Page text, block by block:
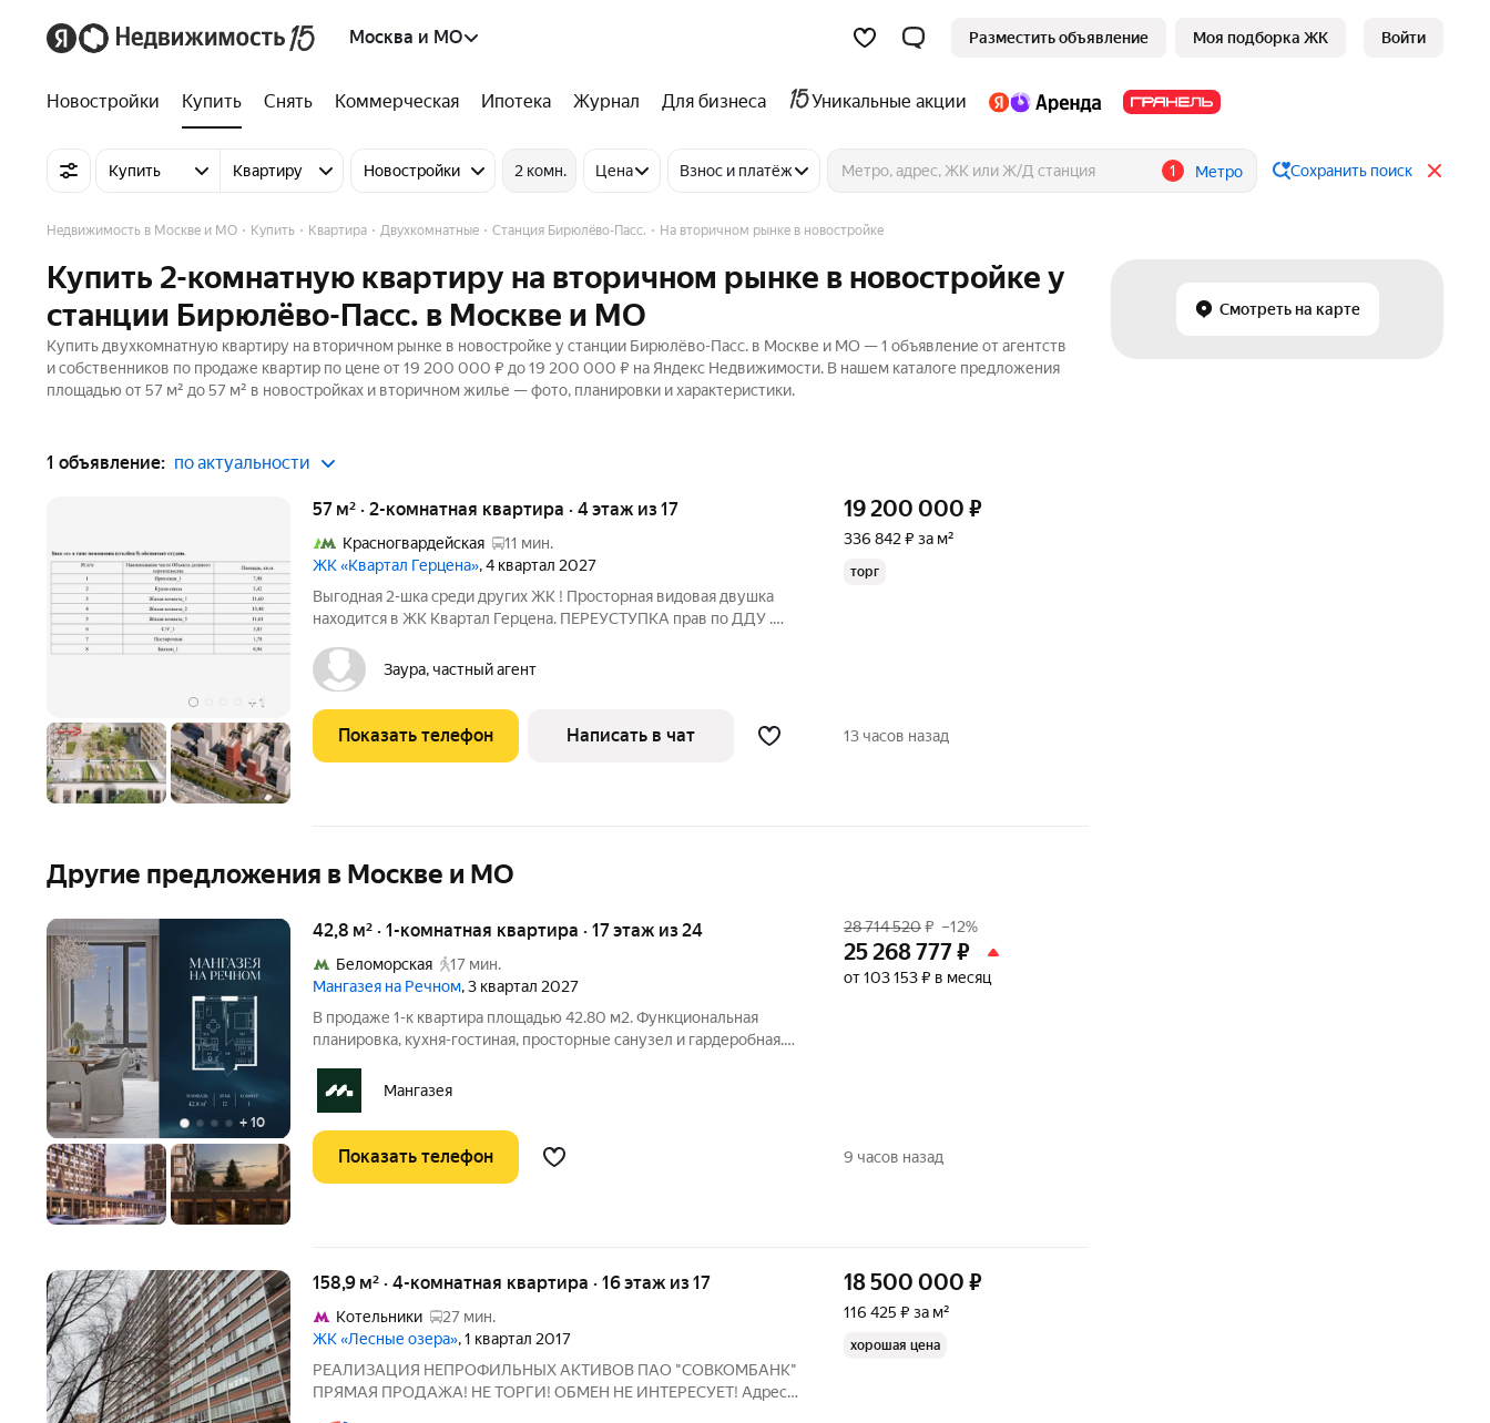
Москва и МО Разместить объявление Моя подборка ЖК Войти
Новостройки Купить Снять Коммерческая Ипотека Журнал Для бизнеса Уникальные акции
Купить Квартиру Новостройки 2 комн. Цена Взнос и платёж 1 Метро Сохранить поиск
Смотреть на карте
Недвижимость в Москве и МО Купить Квартира Двухкомнатные Станция Бирюлёво-Пасс. На вторичном рынке в новостройке
Купить 2-комнатную квартиру на вторичном рынке в новостройке у
станции Бирюлёво-Пасс. в Москве и МО
Купить двухкомнатную квартиру на вторичном рынке в новостройке у станции Бирюлёво-Пасс. в Москве и МО — 1 объявление от агентств
и собственников по продаже квартир по цене от 19 200 000 ₽ до 19 200 000 ₽ на Яндекс Недвижимости. В нашем каталоге предложения
площадью от 57 м² до 57 м² в новостройках и вторичном жилье — фото, планировки и характеристики.
1 объявление: по актуальности
+ 1
57 м² · 2-комнатная квартира · 4 этаж из 17
Красногвардейская
11 мин.
ЖК «Квартал Герцена», 4 квартал 2027
Выгодная 2-шка среди других ЖК ! Просторная видовая двушка
находится в ЖК Квартал Герцена. ПЕРЕУСТУПКА прав по ДДУ .
Домодедовская. Квартира находится на 4 этаже 17 этажного дома.
Вид с окон
Заура, частный агент
19 200 000 ₽
336 842 ₽ за м²
торг
Показать телефон Написать в чат 13 часов назад
Другие предложения в Москве и МО
+ 10
42,8 м² · 1-комнатная квартира · 17 этаж из 24
Беломорская
17 мин.
Мангазея на Речном, 3 квартал 2027
В продаже 1-к квартира площадью 42.80 м2. Функциональная
планировка, кухня-гостиная, просторные санузел и гардеробная.
Стоимость указана с учетом скидки 12%, экономия составит 3 445
Мангазея
28 714 520₽ –12%
25 268 777₽
от 103 153 ₽ в месяц
Показать телефон 9 часов назад
158,9 м² · 4-комнатная квартира · 16 этаж из 17
Котельники
27 мин.
ЖК «Лесные озера», 1 квартал 2017
РЕАЛИЗАЦИЯ НЕПРОФИЛЬНЫХ АКТИВОВ ПАО "СОВКОМБАНК"
ПРЯМАЯ ПРОДАЖА! НЕ ТОРГИ! ОБМЕН НЕ ИНТЕРЕСУЕТ! Адрес:
18 500 000 ₽
116 425 ₽ за м²
хорошая цена